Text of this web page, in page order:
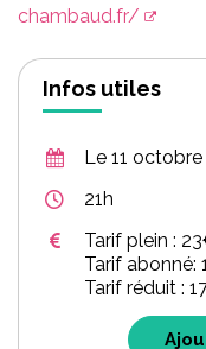
chambaud.fr/
Infos utiles
Le 11
21h
Tarif plein :
Tarif abonné:
Tarif réduit :